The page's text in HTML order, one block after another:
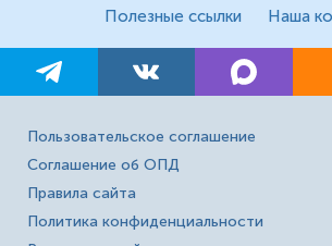
Полезные ссылки Наша
Пользовательское соглашение
Соглашение об ОПД
Правила сайта
Политика конфиденциальности